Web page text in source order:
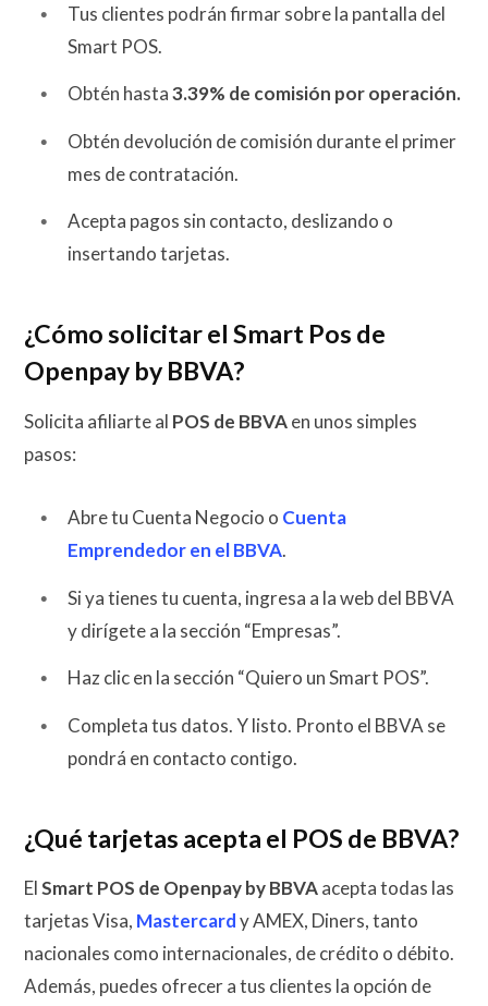
Tus clientes podrán firmar sobre la pantalla del
Smart POS.
Obtén hasta3.39% de comisión por operación.
Obtén devolución de comisión durante el primer
mes de contratación.
Acepta pagos sin contacto, deslizando o
insertando tarjetas.
¿Cómo solicitar el Smart Pos de
Openpay by BBVA?
Solicita afiliarte al POS de BBVAen unos simples
pasos:
Abre tu Cuenta Negocio o Cuenta
Emprendedor en el BBVA.
Si ya tienes tu cuenta, ingresa a la web del BBVA
y dirígete a la sección “Empresas”.
Haz clic en la sección “Quiero un Smart POS”.
Completa tus datos. Y listo. Pronto el BBVA se
pondrá en contacto contigo.
¿Qué tarjetas acepta el POS de BBVA?
ElSmart POS de Openpay by BBVAacepta todas las
tarjetas Visa, Mastercardy AMEX, Diners, tanto
nacionales como internacionales, de crédito o débito.
Además, puedes ofrecer a tus clientes la opción de